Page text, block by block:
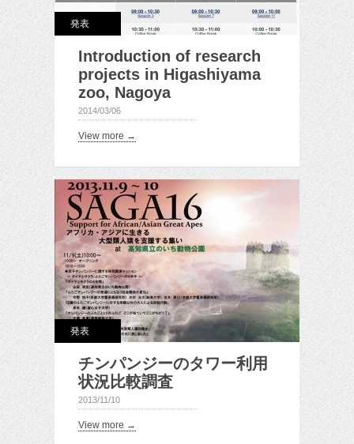
発表
Introduction of research
projects in Higashiyama
zoo, Nagoya
2014/03/06
View more →
発表
チンパンジーのタワー利用
状況比較調査
2013/11/10
View more →